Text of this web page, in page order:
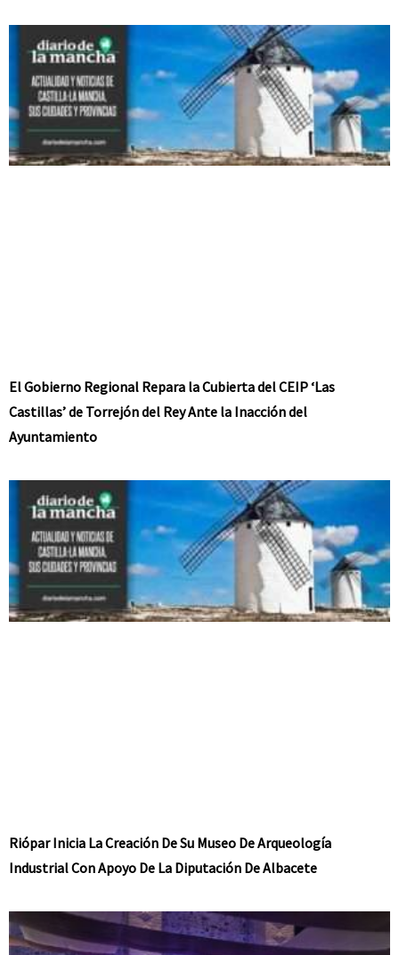
El Gobierno Regional Repara la Cubierta del CEIP ‘Las
Castillas’ de Torrejón del Rey Ante la Inacción del
Ayuntamiento
Riópar Inicia La Creación De Su Museo De Arqueología
Industrial Con Apoyo De La Diputación De Albacete